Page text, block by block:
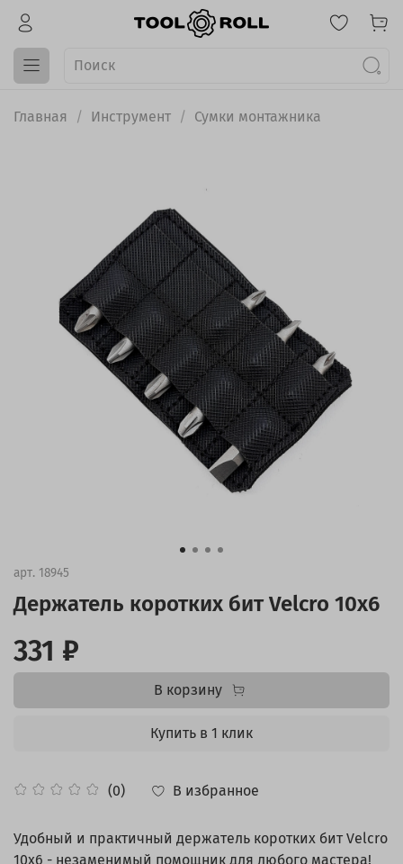
Главная Инструмент Сумки монтажника
арт. 18945
Держатель коротких бит Velcro 10x6
(0) В избранное
331 ₽
В корзину
Купить в 1 клик
Удобный и практичный держатель коротких бит Velcro
10x6 - незаменимый помощник для любого мастера!